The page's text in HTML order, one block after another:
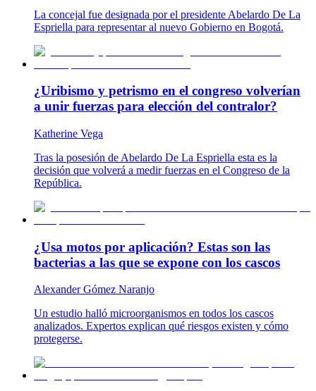
La concejal fue designada por el presidente Abelardo De La
Espriella para representar al nuevo Gobierno en Bogotá.
¿Uribismo y petrismo en el congreso volverían
a unir fuerzas para elección del contralor?
Katherine Vega
Tras la posesión de Abelardo De La Espriella esta es la
decisión que volverá a medir fuerzas en el Congreso de la
República.
¿Usa motos por aplicación? Estas son las
bacterias a las que se expone con los cascos
Alexander Gómez Naranjo
Un estudio halló microorganismos en todos los cascos
analizados. Expertos explican qué riesgos existen y cómo
protegerse.